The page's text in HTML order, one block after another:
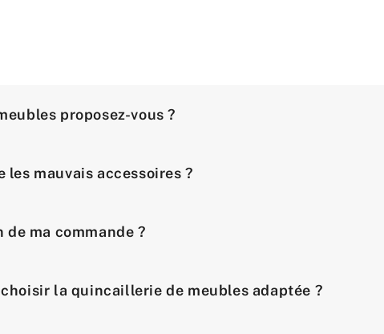
proposez-vous ?
les mauvais accessoires ?
ma commande ?
la quincaillerie de meubles adaptée ?